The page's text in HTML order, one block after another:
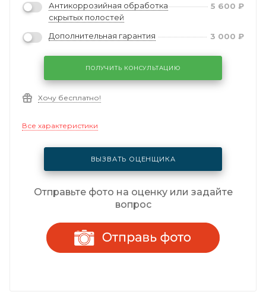
Антикоррозийная обработка
скрытых полостей
5 600 ₽
Дополнительная гарантия 3 000 ₽
ПОЛУЧИТЬ КОНСУЛЬТАЦИЮ
Хочу бесплатно!
Все характеристики
ВЫЗВАТЬ ОЦЕНЩИКА
Отправьте фото на оценку или задайте
вопрос